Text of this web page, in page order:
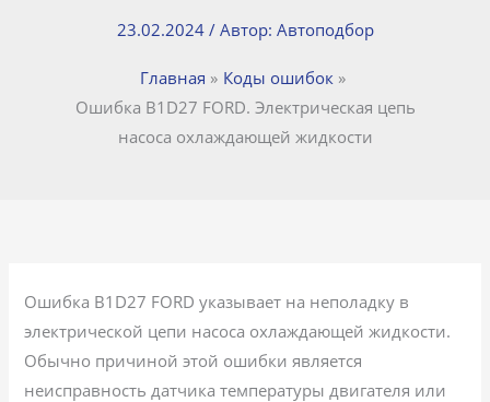
23.02.2024 / Автор: Автоподбор
Главная
Коды ошибок
Ошибка B1D27 FORD. Электрическая цепь
насоса охлаждающей жидкости
Ошибка B1D27 FORD указывает на неполадку в
электрической цепи насоса охлаждающей жидкости.
Обычно причиной этой ошибки является
неисправность датчика температуры двигателя или